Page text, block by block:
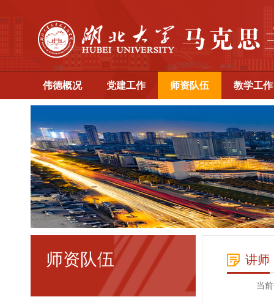
伟德概况 党建工作 师资队伍 教学工作
师资队伍 讲师
当